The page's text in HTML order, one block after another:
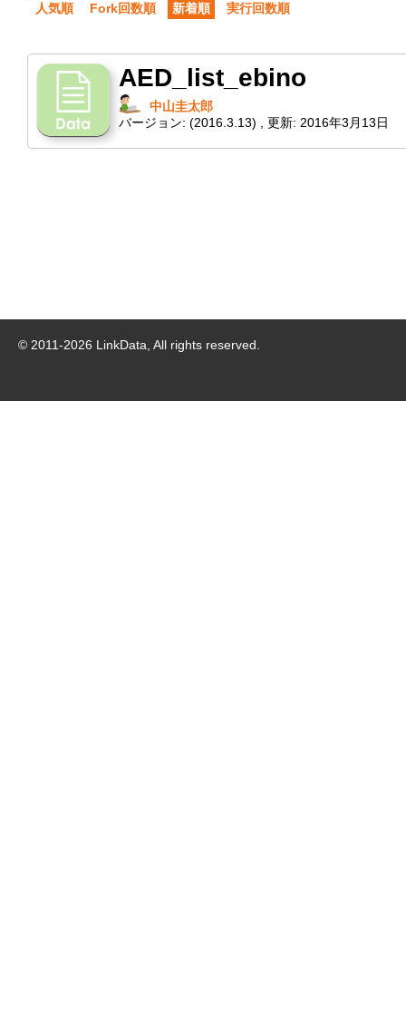
人気順
Fork回数順 新着順 実行回数順
AED_list_ebino
中山圭太郎
バージョン: (2016.3.13) 更新: 2016年3月13日
© 2011-2026 LinkData, All rights reserved.